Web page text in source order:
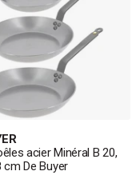
acier Minéral B 20,
cm De Buyer